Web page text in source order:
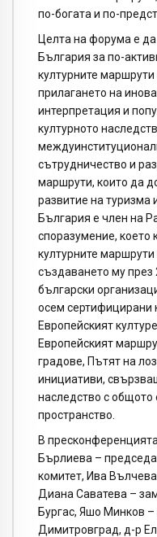
по-богата и по-
Целта на форума е
България за по-
културните
прилагането на
интерпретация и
културното
сътрудничество и
маршрути, които да
развитие на туризма
България е член на
споразумение, което
културните
създаването му
български
осем сертифицирани
Европейският
Европейският
градове, Пътят на
инициативи,
наследство с общото
пространство.
В
Бърлиева –
комитет, Ива
Диана Саватева –
Бургас, Яшо Минков
Димитровград, д-р